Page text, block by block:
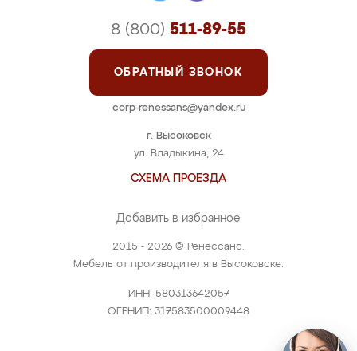
2015 - 2026 © Ренессанс.
Мебель от производителя в Высоковске.
ИНН: 580313642057
ОГРНИП: 317583500009448
г. Высоковск
ул. Владыкина, 24
СХЕМА ПРОЕЗДА
Добавить в избранное
8 (800) 511-89-55
ОБРАТНЫЙ ЗВОНОК
corp-renessans@yandex.ru